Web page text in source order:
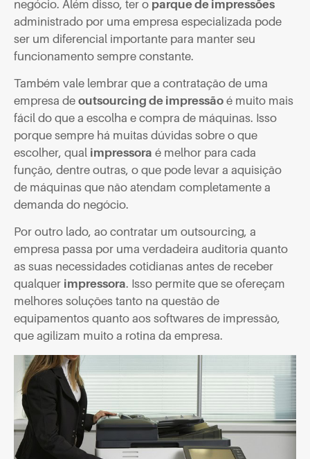
negócio. Além disso, ter o parque de impressões
administrado por uma empresa especializada pode
ser um diferencial importante para manter seu
funcionamento sempre constante.
Também vale lembrar que a contratação de uma
empresa de outsourcing de impressão é muito mais
fácil do que a escolha e compra de máquinas. Isso
porque sempre há muitas dúvidas sobre o que
escolher, qual impressora é melhor para cada
função, dentre outras, o que pode levar a aquisição
de máquinas que não atendam completamente a
demanda do negócio.
Por outro lado, ao contratar um outsourcing, a
empresa passa por uma verdadeira auditoria quanto
as suas necessidades cotidianas antes de receber
qualquer impressora. Isso permite que se ofereçam
melhores soluções tanto na questão de
equipamentos quanto aos softwares de impressão,
que agilizam muito a rotina da empresa.